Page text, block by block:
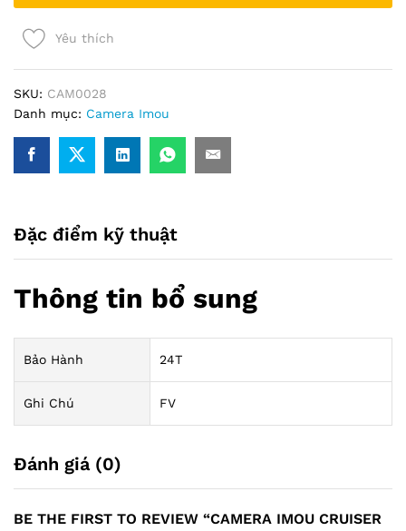
quantity
Yêu thích
SKU: CAM0028
Danh mục: Camera Imou
Đặc điểm kỹ thuật
Thông tin bổ sung
Bảo Hành 24T
Ghi Chú FV
Đánh giá (0)
BE THE FIRST TO REVIEW “CAMERA IMOU CRUISER